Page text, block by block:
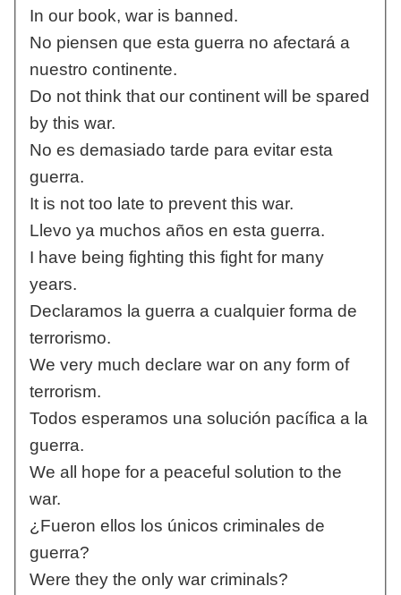
In our book, war is banned.
No piensen que esta guerra no afectará a
nuestro continente.
Do not think that our continent will be spared
by this war.
No es demasiado tarde para evitar esta
guerra.
It is not too late to prevent this war.
Llevo ya muchos años en esta guerra.
I have being fighting this fight for many
years.
Declaramos la guerra a cualquier forma de
terrorismo.
We very much declare war on any form of
terrorism.
Todos esperamos una solución pacífica a la
guerra.
We all hope for a peaceful solution to the
war.
¿Fueron ellos los únicos criminales de
guerra?
Were they the only war criminals?